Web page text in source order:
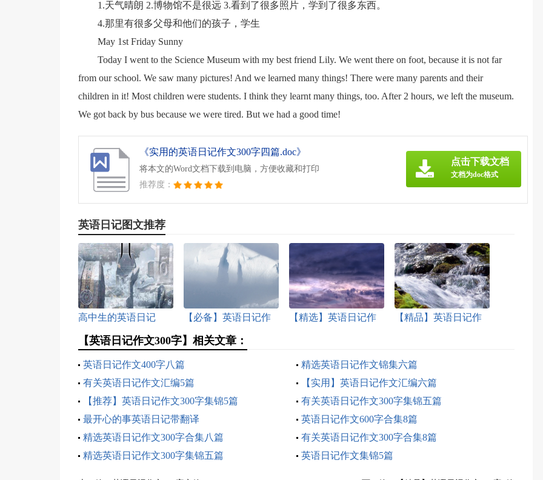
1.天气晴朗 2.博物馆不是很远 3.看到了很多照片，学到了很多东西。
4.那里有很多父母和他们的孩子，学生
May 1st Friday Sunny
Today I went to the Science Museum with my best friend Lily. We went there on foot, because it is not far
from our school. We saw many pictures! And we learned many things! There were many parents and their
children in it! Most children were students. I think they learnt many things, too. After 2 hours, we left the museum.
We got back by bus because we were tired. But we had a good time!
《实用的英语日记作文300字四篇.doc》
将本文的Word文档下载到电脑，方便收藏和打印
推荐度：
点击下载文档
文档为doc格式
英语日记图文推荐
高中生的英语日记
【必备】英语日记作
文合集五篇
【精选】英语日记作
【精品】英语日记作
【英语日记作文300字】相关文章：
英语日记作文400字八篇
精选英语日记作文锦集六篇
有关英语日记作文汇编5篇
【实用】英语日记作文汇编六篇
【推荐】英语日记作文300字集锦5篇
有关英语日记作文300字集锦五篇
最开心的事英语日记带翻译
英语日记作文600字合集8篇
精选英语日记作文300字合集八篇
有关英语日记作文300字合集8篇
精选英语日记作文300字集锦五篇
英语日记作文集锦5篇